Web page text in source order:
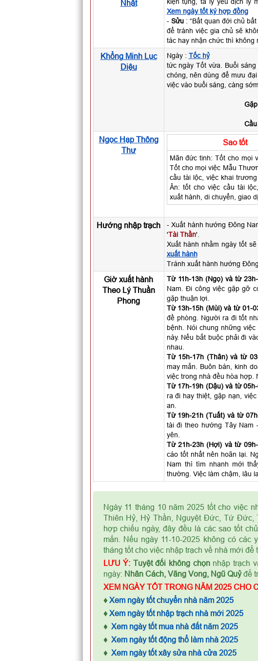
Nhật
Xem ngày tốt ký hợp đồng
- Sửu: “Bất quan đới chủ
để tránh việc gia chủ sẽ
tác hay nhận chức thì không
Khổng Minh Lục
Diệu
Ngày : Tốc hỷ
tức ngày Tốt vừa. Buổi
chóng, nên dùng để mưu
việc vào buổi sáng, càng
Ngọc Hạp Thông
Thư
Sao tốt
Mãn đức tinh: Tốt cho mọi
Tốt cho mọi việc Mẫu
cầu tài lộc, việc khai
Ân: tốt cho việc cầu tài
xuất hành, di chuyển, giao
Hướng nhập trạch - Xuất hành hướng Đông
'Tài Thần'.
Xuất hành nhằm ngày tốt
xuất hành
Tránh xuất hành hướng
Giờ xuất hành
Theo Lý Thuần
Phong
Từ 11h-13h (Ngọ) và từ
Nam. Đi công việc gặp gỡ
gặp thuận lợi.
Từ 13h-15h (Mùi) và từ 01-
đề phòng. Người ra đi tốt
bệnh. Nói chung những
này. Nếu bắt buộc phải đi
nhau.
Từ 15h-17h (Thân) và từ
may mắn. Buôn bán, kinh
việc trong nhà đều hòa hợp.
Từ 17h-19h (Dậu) và từ
ra đi hay thiệt, gặp nạn,
an.
Từ 19h-21h (Tuất) và từ
tài đi theo hướng Tây Nam
yên.
Từ 21h-23h (Hợi) và từ
cáo tốt nhất nên hoãn lại.
Nam thì tìm nhanh mới
thường. Việc làm chậm, lâu
Ngày 11 tháng 10 năm 2025 tốt cho việc
Thiên Hỷ, Hỷ Thần, Nguyệt Đức, Tứ Đức,
hợp chiếu ngày, đây đều là các sao tốt
mắn. Nếu ngày 11-10-2025 không có
tháng tốt cho việc nhập trạch về nhà mới để
LƯU Ý: Tuyệt đối không chọnnhập trạch
ngày: Nhân Cách, Vãng Vong, Ngũ Quỷđể
XEM NGÀY TỐT TRONG NĂM 2025 CHO
♦ Xem ngày tốt chuyển nhà năm 2025
♦ Xem ngày tốt nhập trạch nhà mới 2025
♦ Xem ngày tốt mua nhà đất năm 2025
♦ Xem ngày tốt động thổ làm nhà 2025
♦ Xem ngày tốt xây sửa nhà cửa 2025